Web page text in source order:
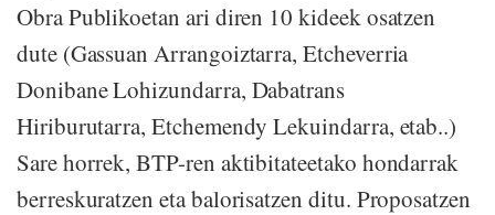
Obra Publikoetan ari diren 10 kideek osatzen
dute (Gassuan Arrangoiztarra, Etcheverria
Donibane Lohizundarra, Dabatrans
Hiriburutarra, Etchemendy Lekuindarra, etab..)
Sare horrek, BTP-ren aktibitateetako hondarrak
berreskuratzen eta balorisatzen ditu. Proposatzen